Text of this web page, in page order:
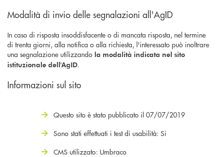
Modalità di invio delle segnalazioni all'AgID
In caso di risposta insoddisfacente o di mancata risposta, nel termine
di trenta giorni, alla notifica o alla richiesta, l'interessato può inoltrare
una segnalazione utilizzando la modalità indicata nel sito
istituzionale dell'AgID.
Informazioni sul sito
Questo sito è stato pubblicato il 07/07/2019
Sono stati effettuati i test di usabilità: Si
CMS utilizzato: Umbraco